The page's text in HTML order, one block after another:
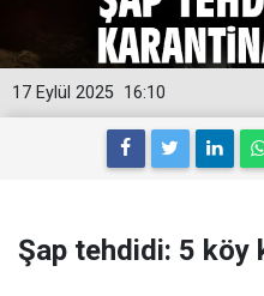
16:10
17 Eylül 2025
Şap tehdidi: 5 köy